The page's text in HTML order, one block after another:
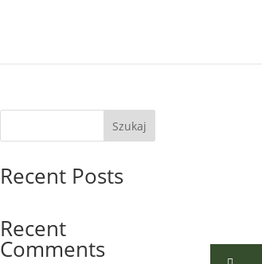
Szukaj
Recent Posts
Recent
Comments